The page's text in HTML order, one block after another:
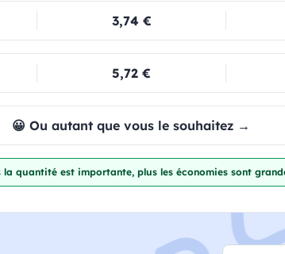
3,74 €
5,72 €
😀 Ou autant que vous le souhaitez →
la quantité est importante, plus les économies sont